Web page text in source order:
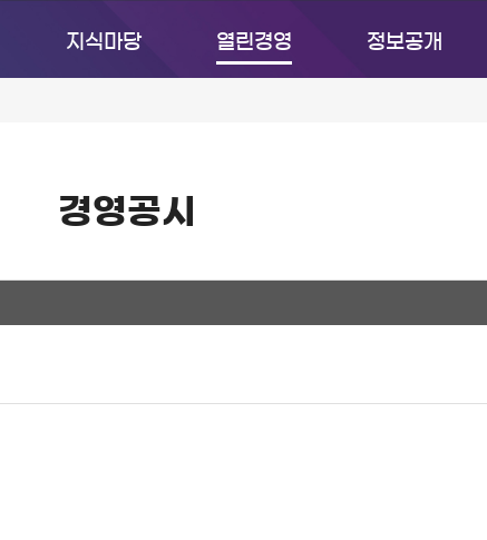
지식마당 열린경영 정보공개
경영공시